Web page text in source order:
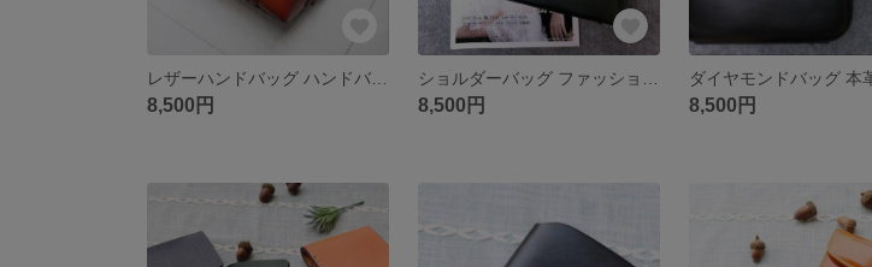
8,500円 8,500円 8,500円